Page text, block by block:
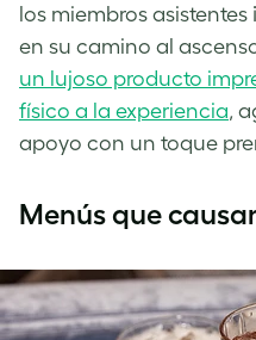
los miembros asistentes
en su camino al
un lujoso producto
físico a la experiencia,
apoyo con un toque
Menús que